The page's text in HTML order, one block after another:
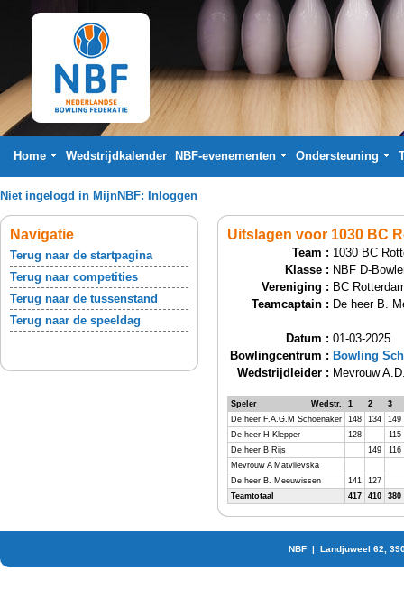
Home Wedstrijdkalender NBF-evenementen Ondersteuning
Niet ingelogd in MijnNBF: Inloggen
Navigatie
Terug naar de startpagina
Terug naar competities
Terug naar de tussenstand
Terug naar de speeldag
Uitslagen voor 1030 BC
Team : 1030 BC
Klasse : NBF D-
Vereniging : BC
Teamcaptain : De heer B.
Datum : 01-03-2025
Bowlingcentrum : Bowling
Wedstrijdleider : Mevrouw
Speler Wedstr. 1 2
3
De heer F.A.G.M Schoenaker
148 134
149
De heer H Klepper
128
115
De heer B Rijs
149
116
Mevrouw A Matviievska
De heer B. Meeuwissen
141
127
Teamtotaal
417 410 380
NBF | Landjuweel 62,